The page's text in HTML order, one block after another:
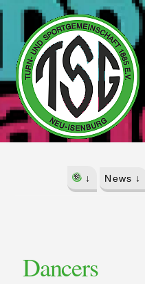
Skip
content
Skip
↓ News ↓
Dancers